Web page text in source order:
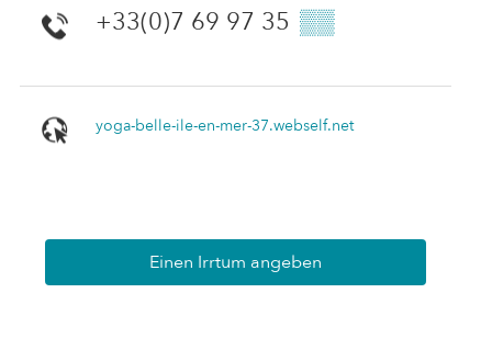
+33(0)7 69 97 35 ▒▒
yoga-belle-ile-en-mer-37.webself.net
Einen Irrtum angeben